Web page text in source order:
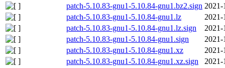
patch-5.10.83-gnu1-5.10.84-gnu1.bz2.sign 2021-
patch-5.10.83-gnu1-5.10.84-gnu1.lz
2021-
patch-5.10.83-gnu1-5.10.84-gnu1.lz.sign
2021-
patch-5.10.83-gnu1-5.10.84-gnu1.sign
2021-
patch-5.10.83-gnu1-5.10.84-gnu1.xz
2021-
patch-5.10.83-gnu1-5.10.84-gnu1.xz.sign
2021-